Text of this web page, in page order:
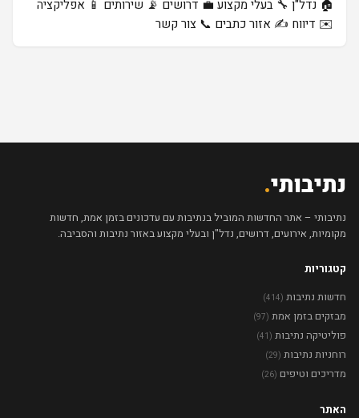
🏠 נדל"ן 🔧 בעלי מקצוע 💼 דרושים 📡 שירותים 📱 אפליקציה
✉️ דיווח ✍️ אזור כתבים 📞 צור קשר
נתיבותי.
נתיבותי – אתר החדשות המוביל בנתיבות עם עדכונים בזמן אמת, חדשות
מקומיות, אירועים, דרושים, נדל"ן ובעלי מקצוע באזור נתיבות והסביבה.
קטגוריות
חדשות נתיבות (414)
מבזקים בזמן אמת (97)
פוליטיקה נתיבות (41)
רוחניות נתיבות (29)
מדריכים וטיפים (26)
האתר